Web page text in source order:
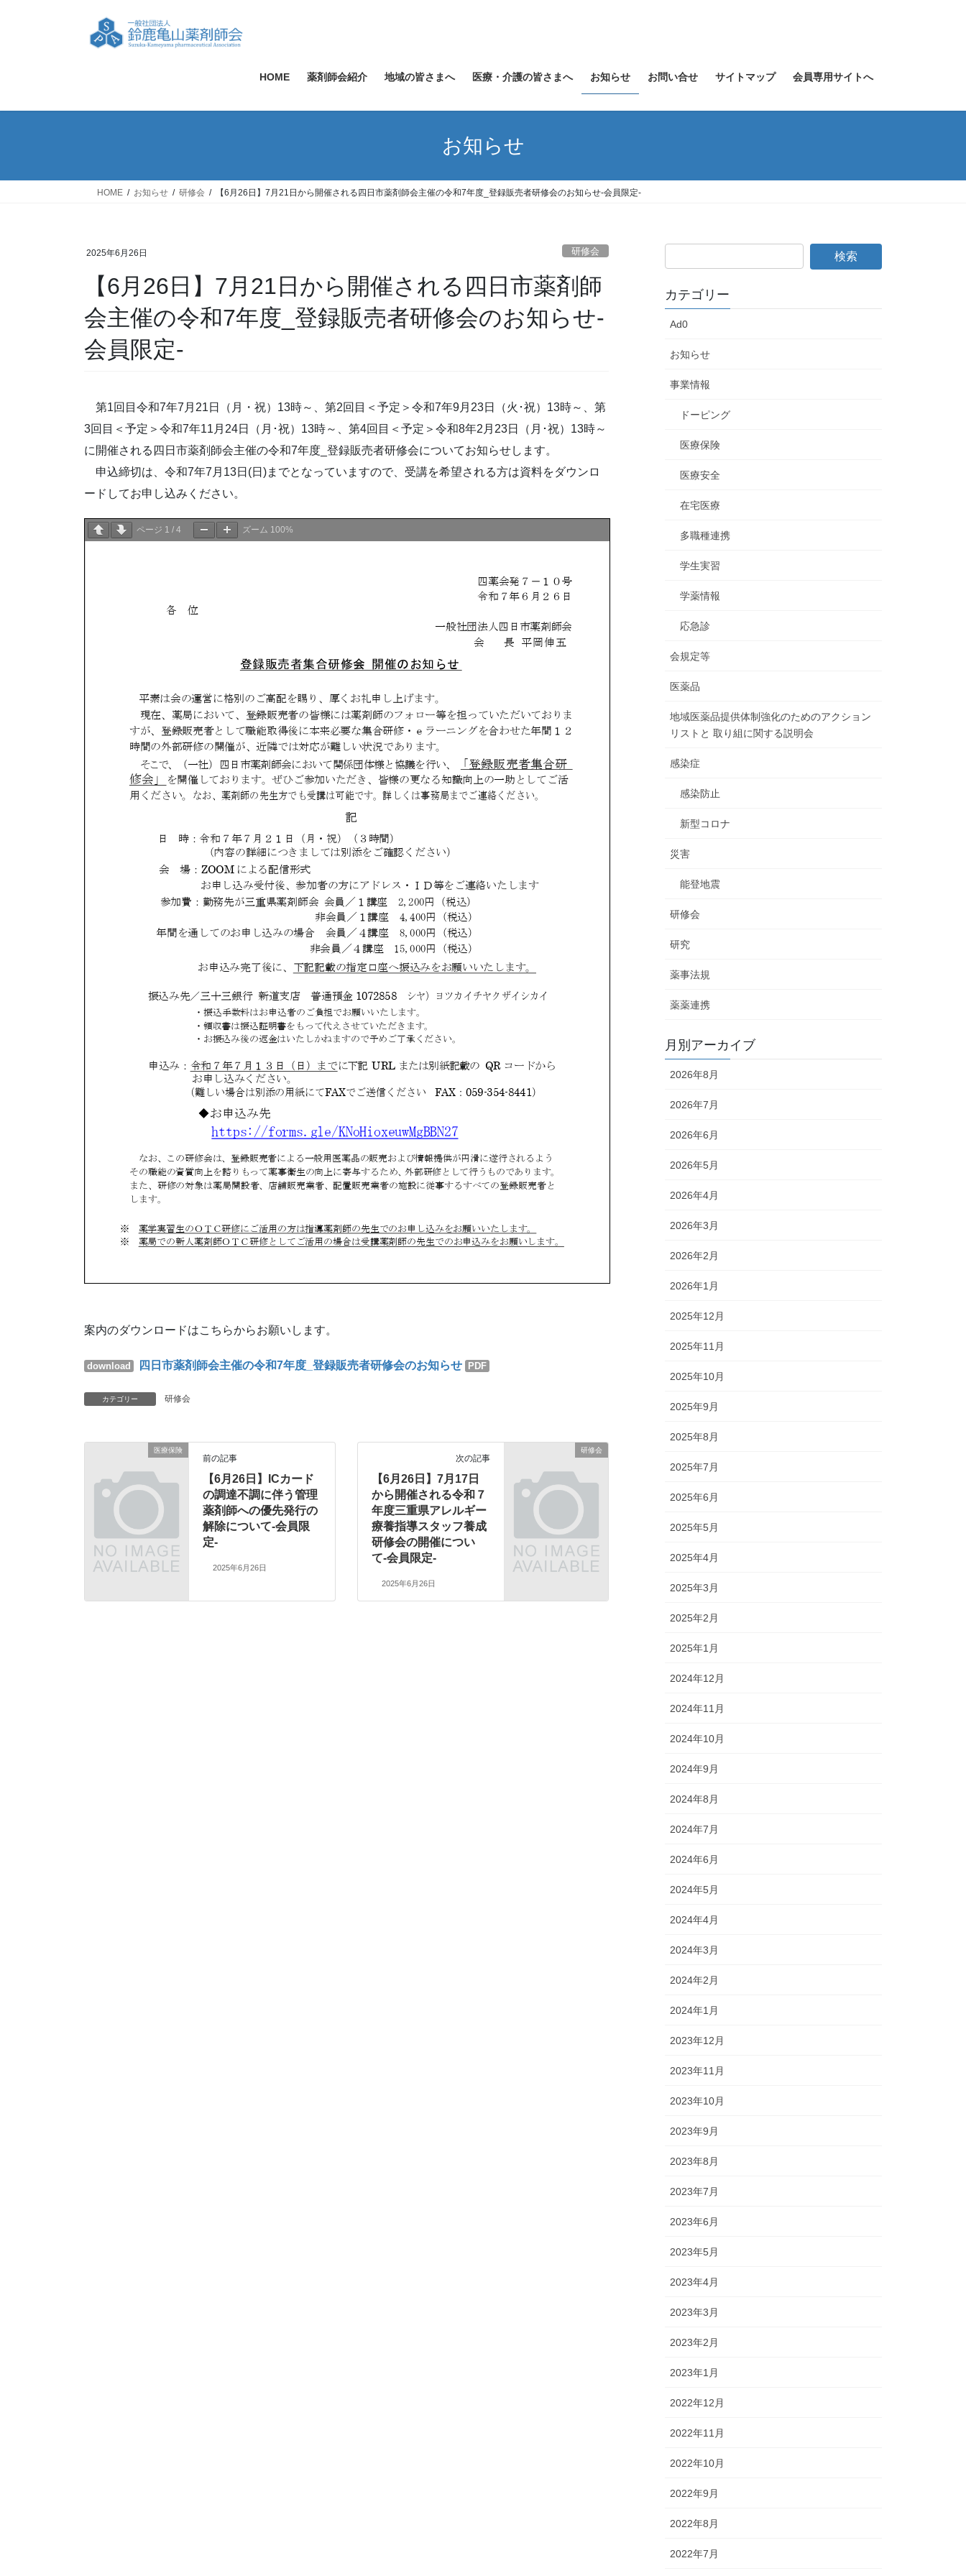
ス
ン
HOME 薬剤師会紹介 地域の皆さまへ 医療・介護の皆さまへ お知らせ お問い合せ サイトマップ 会員専用サイトへ
お知らせ
HOME お知らせ 研修会 【6月26日】7月21日から開催される四日市薬剤師会主催の令和7年度_登録販売者研修会のお知らせ-会員限定-
2025年6月26日 研修会
【6月26日】7月21日から開催される四日市薬剤師
会主催の令和7年度_登録販売者研修会のお知らせ-
会員限定-
第1回目令和7年7月21日（月・祝）13時～、第2回目＜予定＞令和7年9月23日（火･祝）13時～、第
3回目＜予定＞令和7年11月24日（月･祝）13時～、第4回目＜予定＞令和8年2月23日（月･祝）13時～
に開催される四日市薬剤師会主催の令和7年度_登録販売者研修会についてお知らせします。
申込締切は、令和7年7月13日(日)までとなっていますので、受講を希望される方は資料をダウンロ
ードしてお申し込みください。
ページ 1 / 4 ズーム 100%
案内のダウンロードはこちらからお願いします。
download 四日市薬剤師会主催の令和7年度_登録販売者研修会のお知らせ PDF
カテゴリー 研修会
医療保険
前の記事
【6月26日】ICカード
の調達不調に伴う管理
薬剤師への優先発行の
解除について-会員限
定-
2025年6月26日
研修会
次の記事
【6月26日】7月17日
から開催される令和７
年度三重県アレルギー
療養指導スタッフ養成
研修会の開催につい
て-会員限定-
2025年6月26日
カテゴリー
Ad0
お知らせ
事業情報
ドーピング
医療保険
医療安全
在宅医療
多職種連携
学生実習
学薬情報
応急診
会規定等
医薬品
地域医薬品提供体制強化のためのアクション
リストと 取り組に関する説明会
感染症
感染防止
新型コロナ
災害
能登地震
研修会
研究
薬事法規
薬薬連携
月別アーカイブ
2026年8月
2026年7月
2026年6月
2026年5月
2026年4月
2026年3月
2026年2月
2026年1月
2025年12月
2025年11月
2025年10月
2025年9月
2025年8月
2025年7月
2025年6月
2025年5月
2025年4月
2025年3月
2025年2月
2025年1月
2024年12月
2024年11月
2024年10月
2024年9月
2024年8月
2024年7月
2024年6月
2024年5月
2024年4月
2024年3月
2024年2月
2024年1月
2023年12月
2023年11月
2023年10月
2023年9月
2023年8月
2023年7月
2023年6月
2023年5月
2023年4月
2023年3月
2023年2月
2023年1月
2022年12月
2022年11月
2022年10月
2022年9月
2022年8月
2022年7月